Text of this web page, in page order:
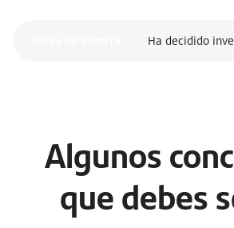
Ha decidido
Algunos
que debes